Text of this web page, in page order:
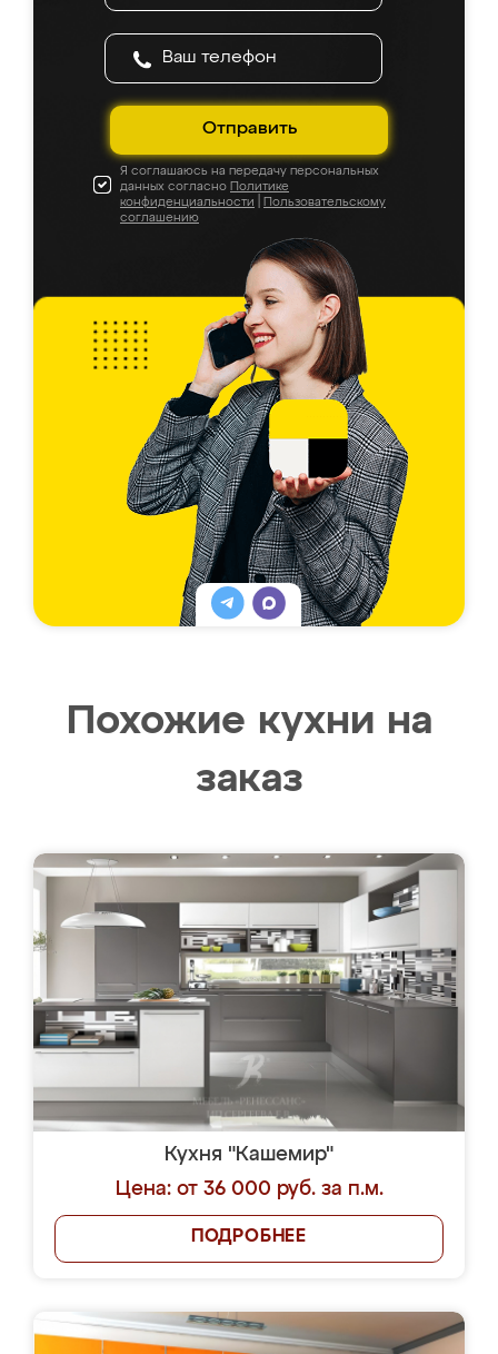
Отправить
Я соглашаюсь на передачу персональных
данных согласно Политике
конфиденциальности
Пользовательскому
соглашению
Похожие кухни на
заказ
Кухня "Кашемир"
Цена: от 36 000 руб. за п.м.
ПОДРОБНЕЕ